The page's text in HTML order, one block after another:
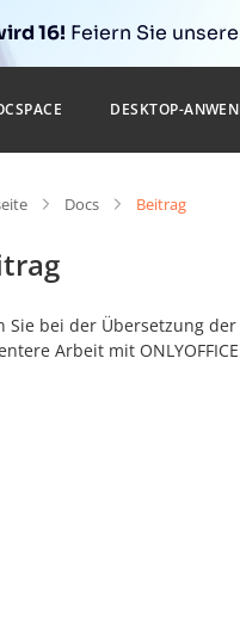
16! Feiern Sie
DESKTOP-
Docs Beitrag
Sie bei der Übersetzung
Arbeit mit